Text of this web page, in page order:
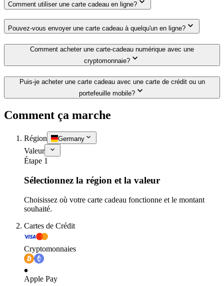
Comment utiliser une carte cadeau en ligne?
Pouvez-vous envoyer une carte cadeau à quelqu'un en ligne?
Comment acheter une carte-cadeau numérique avec une
cryptomonnaie?
Puis-je acheter une carte cadeau avec une carte de crédit ou un
portefeuille mobile?
Comment ça marche
Région Germany
Valeur
Étape 1
Sélectionnez la région et la valeur
Choisissez où votre carte cadeau fonctionne et le montant
souhaité.
Cartes de Crédit
Cryptomonnaies
Apple Pay